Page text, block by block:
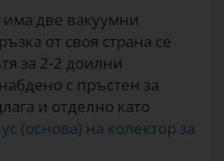
има две вакуумни
от своя страна се
за 2-2 доилни
с пръстен за
и отделно като
(основа) на колектор за